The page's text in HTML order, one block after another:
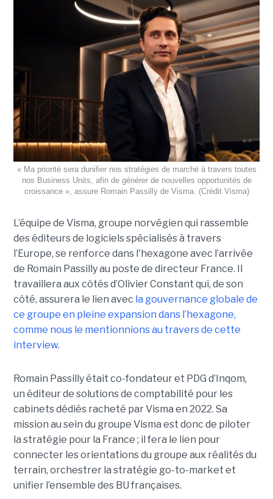
« Ma priorité sera dunifier nos stratégies de marché à travers toutes
nos Business Units, afin de générer de nouvelles opportunités de
croissance », assure Romain Passilly de Visma. (Crédit Visma)
L’équipe de Visma, groupe norvégien qui rassemble
des éditeurs de logiciels spécialisés à travers
l’Europe, se renforce dans l'hexagone avec l’arrivée
de Romain Passilly au poste de directeur France. Il
travaillera aux côtés d’Olivier Constant qui, de son
côté, assurera le lien avec la gouvernance globale de
ce groupe en pleine expansion dans l’hexagone,
comme nous le mentionnions au travers de cette
interview.
Romain Passilly était co-fondateur et PDG d’Inqom,
un éditeur de solutions de comptabilité pour les
cabinets dédiés racheté par Visma en 2022. Sa
mission au sein du groupe Visma est donc de piloter
la stratégie pour la France ; il fera le lien pour
connecter les orientations du groupe aux réalités du
terrain, orchestrer la stratégie go-to-market et
unifier l’ensemble des BU françaises.